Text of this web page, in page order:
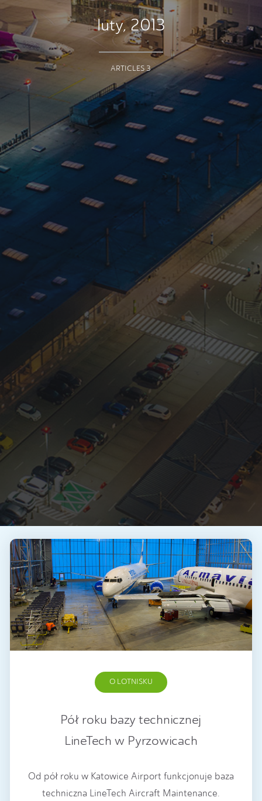
luty, 2013
ARTICLES 3
O LOTNISKU
Pół roku bazy technicznej
LineTech w Pyrzowicach
Od pół roku w Katowice Airport funkcjonuje baza
techniczna LineTech Aircraft Maintenance.